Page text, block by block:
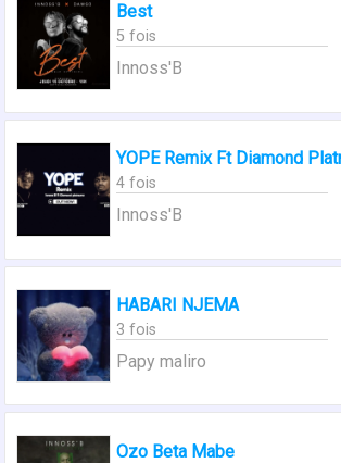
Best
5 fois
Innoss'B
YOPE Remix Ft Diamond
4 fois
Innoss'B
HABARI NJEMA
3 fois
Papy maliro
Ozo Beta Mabe